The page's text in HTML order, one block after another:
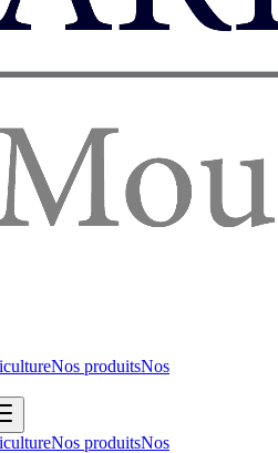
Nos produitsNos
Nos produitsNos